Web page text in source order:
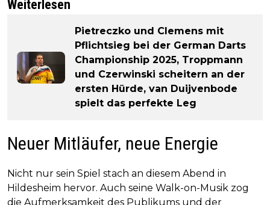
Weiterlesen
Pietreczko und Clemens mit
Pflichtsieg bei der German Darts
Championship 2025, Troppmann
und Czerwinski scheitern an der
ersten Hürde, van Duijvenbode
spielt das perfekte Leg
Neuer Mitläufer, neue Energie
Nicht nur sein Spiel stach an diesem Abend in
Hildesheim hervor. Auch seine Walk-on-Musik zog
die Aufmerksamkeit des Publikums und der